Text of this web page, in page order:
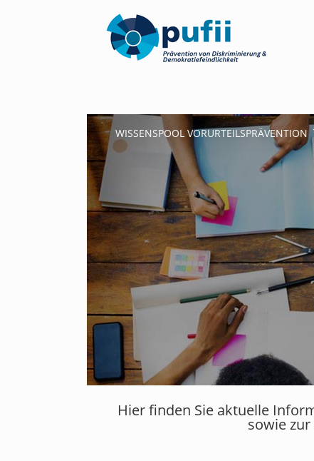
WISSENSPOOL VORURTEILSPRÄVENTION
Hier finden Sie aktuelle
sowie